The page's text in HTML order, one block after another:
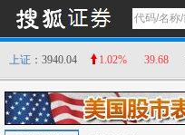
上证 ：3940.04 1.02% 39.68